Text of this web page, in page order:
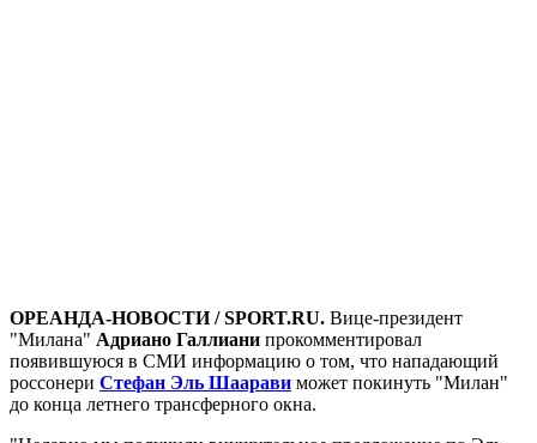
ОРЕАНДА-НОВОСТИ / SPORT.RU. Вице-президент
"Милана" Адриано Галлиани прокомментировал
появившуюся в СМИ информацию о том, что нападающий
россонери Стефан Эль Шаарави может покинуть "Милан"
до конца летнего трансферного окна.